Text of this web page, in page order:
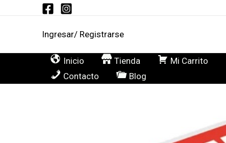
Ingresar/ Registrarse
Inicio Tienda Mi Carrito
Contacto
Blog